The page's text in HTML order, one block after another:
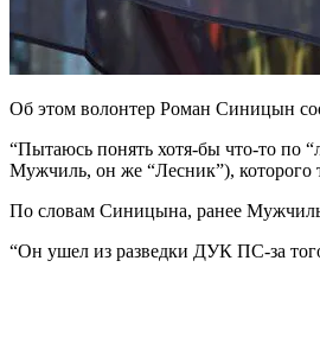
Об этом волонтер Роман Синицын
“Пытаюсь понять хотя-бы что-то по
Мужчиль, он же “Лесник”), которого
По словам Синицына, ранее
“Он ушел из разведки ДУК ПС-за